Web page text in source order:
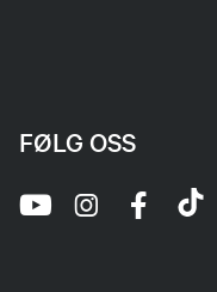
FØLG OSS